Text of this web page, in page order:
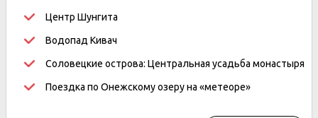
Центр Шунгита
Водопад Кивач
Соловецкие острова: Центральная усадьба монастыря
Поездка по Онежскому озеру на «метеоре»